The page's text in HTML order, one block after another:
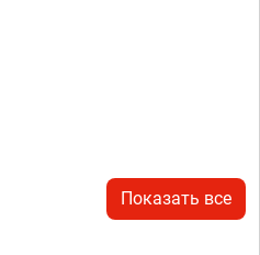
Показать все